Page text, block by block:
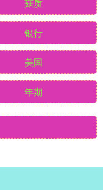
菇质
银行
美国
年期